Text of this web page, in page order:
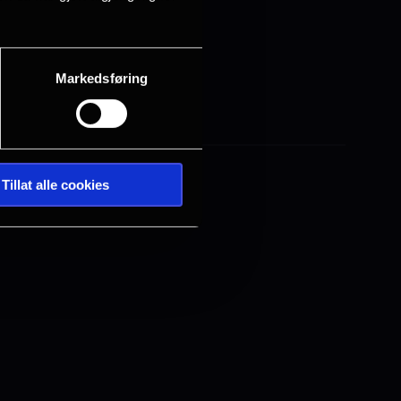
Markedsføring
Tillat alle cookies